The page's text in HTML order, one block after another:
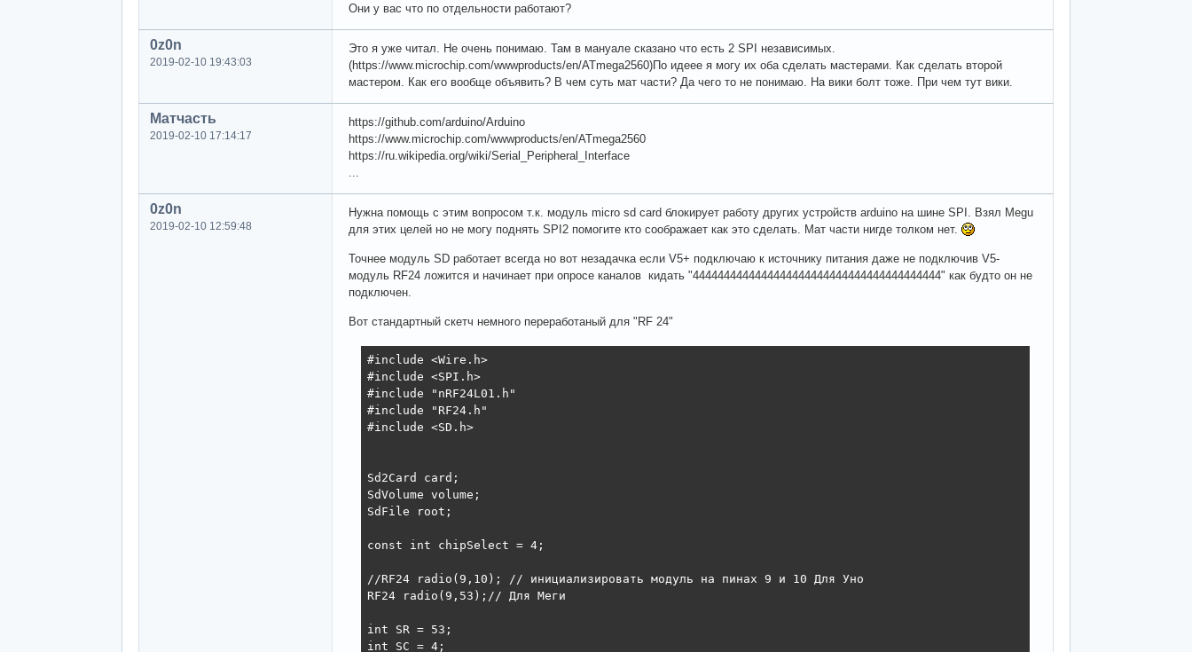
Они у вас что по отдельности работают?
0z0n
2019-02-10 19:43:03
Это я уже читал. Не очень понимаю. Там в мануале сказано что есть 2 SPI независимых.
(https://www.microchip.com/wwwproducts/en/ATmega2560)По идеее я могу их оба сделать мастерами. Как сделать второй
мастером. Как его вообще объявить? В чем суть мат части? Да чего то не понимаю. На вики болт тоже. При чем тут вики.
Матчасть
2019-02-10 17:14:17
https://github.com/arduino/Arduino
https://www.microchip.com/wwwproducts/en/ATmega2560
https://ru.wikipedia.org/wiki/Serial_Peripheral_Interface
0z0n
2019-02-10 12:59:48
Нужна помощь с этим вопросом т.к. модуль micro sd card блокирует работу других устройств arduino на шине SPI. Взял Megu
для этих целей но не могу поднять SPI2 помогите кто соображает как это сделать. Мат части нигде толком нет.
Точнее модуль SD работает всегда но вот незадачка если V5+ подключаю к источнику питания даже не подключив V5-
модуль RF24 ложится и начинает при опросе каналов кидать "4444444444444444444444444444444444444444" как будто он не
подключен.
Вот стандартный скетч немного переработаный для "RF 24"
#include <Wire.h>
#include <SPI.h>
#include "nRF24L01.h"
#include "RF24.h"
#include <SD.h>
Sd2Card card;
SdVolume volume;
SdFile root;
const int chipSelect = 4;
//RF24 radio(9,10); // инициализировать модуль на пинах 9 и 10 Для Уно
RF24 radio(9,53);// Для Меги
int SR = 53;
int SC = 4;